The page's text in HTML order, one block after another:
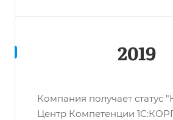
2019
Компания получает статус
Центр Компетенции